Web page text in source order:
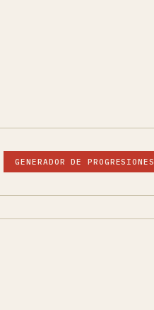
GENERADOR DE PROGRESIONES